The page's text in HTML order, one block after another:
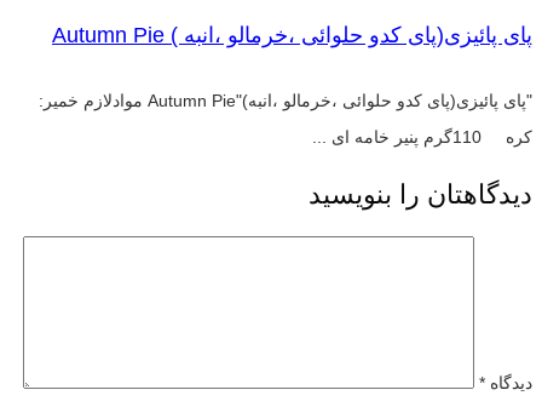
پای پائیزی(پای کدو حلوائی ،خرمالو ،انبه ) Autumn Pie
"پای پائیزی(پای کدو حلوائی ،خرمالو ،انبه)"Autumn Pie موادلازم خمیر:
کره 110گرم پنیر خامه ای ...
دیدگاهتان را بنویسید
دیدگاه *